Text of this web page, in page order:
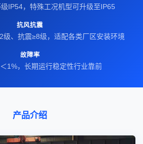
IP54，特殊工况机型可升级至IP65
抗风抗震
级、抗震≥8级，适配各类厂区安装环境
故障率
1%，长期运行稳定性行业靠前
产品介绍